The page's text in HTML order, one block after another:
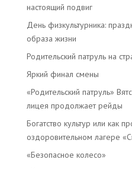
настоящий подвиг
День физкультурника:
образа жизни
Родительский патруль на
Яркий финал смены
«Родительский патруль»
лицея продолжает рейды
Богатство культур или как
оздоровительном лагере
«Безопасное колесо»